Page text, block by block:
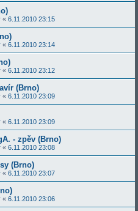
« 6.11.2010 23:15
« 6.11.2010 23:14
« 6.11.2010 23:12
(Brno)
« 6.11.2010 23:09
« 6.11.2010 23:09
- zpěv (Brno)
« 6.11.2010 23:08
(Brno)
« 6.11.2010 23:07
« 6.11.2010 23:06